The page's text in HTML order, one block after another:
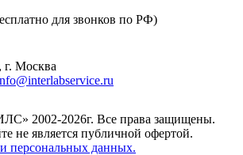
для звонков по РФ)
Москва
2002-2026г. Все права защищены.
не является публичной офертой.
персональных данных.